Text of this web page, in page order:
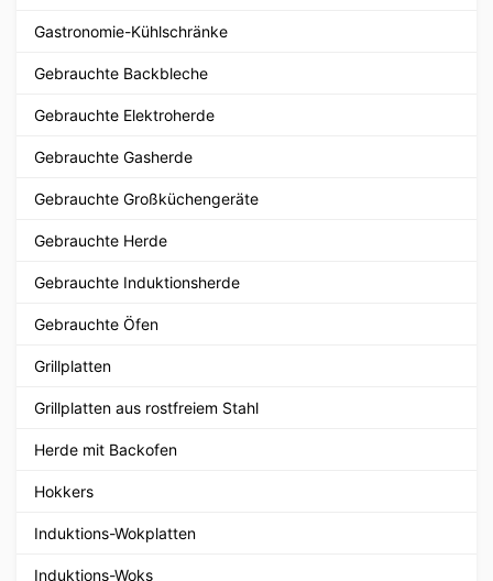
Gastronomie-Kühlschränke
Gebrauchte Backbleche
Gebrauchte Elektroherde
Gebrauchte Gasherde
Gebrauchte Großküchengeräte
Gebrauchte Herde
Gebrauchte Induktionsherde
Gebrauchte Öfen
Grillplatten
Grillplatten aus rostfreiem Stahl
Herde mit Backofen
Hokkers
Induktions-Wokplatten
Induktions-Woks